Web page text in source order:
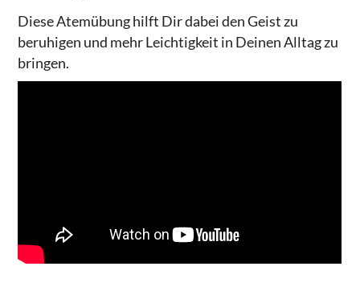
Diese Atemübung hilft Dir dabei den Geist zu
beruhigen und mehr Leichtigkeit in Deinen Alltag zu
bringen.